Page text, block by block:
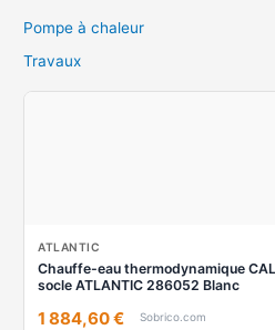
Pompe à chaleur
Travaux
ATLANTIC
Chauffe-eau thermodynamique
socle ATLANTIC 286052 Blanc
1 884,60 € Sobrico.com